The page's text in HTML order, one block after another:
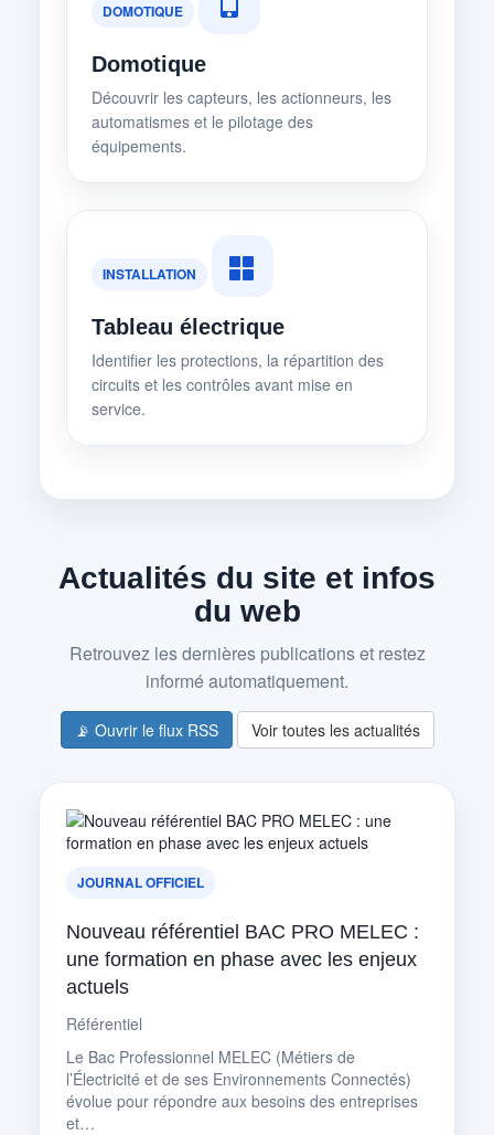
DOMOTIQUE
Domotique
Découvrir les capteurs, les actionneurs, les
automatismes et le pilotage des
équipements.
INSTALLATION
Tableau électrique
Identifier les protections, la répartition des
circuits et les contrôles avant mise en
service.
Actualités du site et infos
du web
Retrouvez les dernières publications et restez
informé automatiquement.
📡 Ouvrir le flux RSS Voir toutes les actualités
JOURNAL OFFICIEL
Nouveau référentiel BAC PRO MELEC :
une formation en phase avec les enjeux
actuels
Référentiel
Le Bac Professionnel MELEC (Métiers de
l’Électricité et de ses Environnements Connectés)
évolue pour répondre aux besoins des entreprises
et…